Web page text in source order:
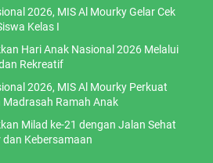
2026, MIS Al Mourky Gelar Cek
Kelas I
Hari Anak Nasional 2026 Melalui
Rekreatif
2026, MIS Al Mourky Perkuat
Ramah Anak
Milad ke-21 dengan Jalan Sehat
dan Kebersamaan